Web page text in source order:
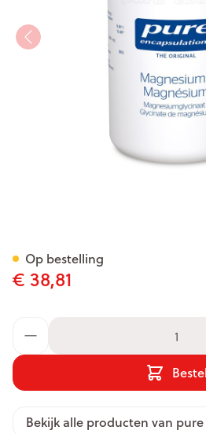
€ 38,81
Bestel
Op bestelling
Bekijk alle producten van